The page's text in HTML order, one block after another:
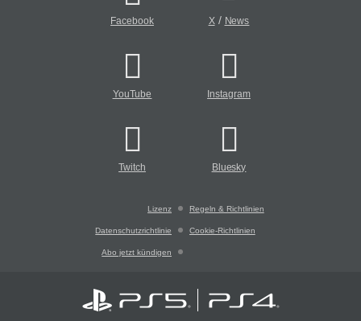
Facebook X/ News
YouTube Instagram
Twitch Bluesky
Lizenz Regeln & Richtlinien
Datenschutzrichtlinie Cookie-Richtlinien
Abo jetzt kündigen